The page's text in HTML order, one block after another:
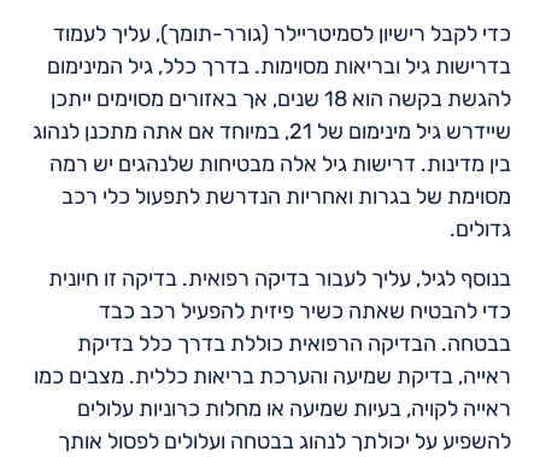
כדי לקבל רישיון לסמיטריילר (גורר-תומך), עליך לעמוד
בדרישות גיל ובריאות מסוימות. בדרך כלל, גיל המינימום
להגשת בקשה הוא 18 שנים, אך באזורים מסוימים ייתכן
שיידרש גיל מינימום של 21, במיוחד אם אתה מתכנן לנהוג
בין מדינות. דרישות גיל אלה מבטיחות שלנהגים יש רמה
מסוימת של בגרות ואחריות הנדרשת לתפעול כלי רכב
גדולים.
בנוסף לגיל, עליך לעבור בדיקה רפואית. בדיקה זו חיונית
כדי להבטיח שאתה כשיר פיזית להפעיל רכב כבד
בבטחה. הבדיקה הרפואית כוללת בדרך כלל בדיקת
ראייה, בדיקת שמיעה והערכת בריאות כללית. מצבים כמו
ראייה לקויה, בעיות שמיעה או מחלות כרוניות עלולים
להשפיע על יכולתך לנהוג בבטחה ועלולים לפסול אותך